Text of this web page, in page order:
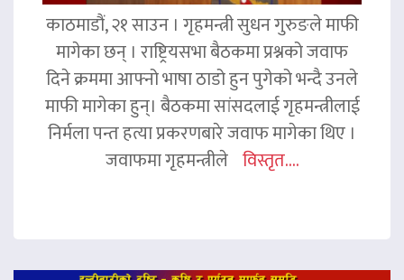
काठमाडौं, २१ साउन । गृहमन्त्री सुधन गुरुङले माफी
मागेका छन् । राष्ट्रियसभा बैठकमा प्रश्नको जवाफ
दिने क्रममा आफ्नो भाषा ठाडो हुन पुगेको भन्दै उनले
माफी मागेका हुन्। बैठकमा सांसदलाई गृहमन्त्रीलाई
निर्मला पन्त हत्या प्रकरणबारे जवाफ मागेका थिए ।
जवाफमा गृहमन्त्रीले विस्तृत....